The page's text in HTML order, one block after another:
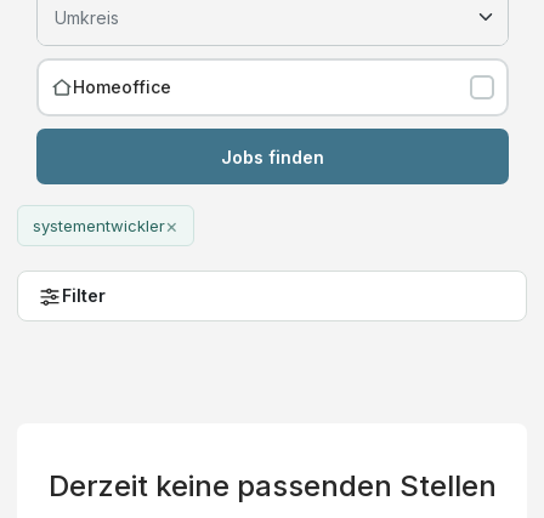
Homeoffice
Jobs finden
systementwickler×
Filter
Derzeit keine passenden Stellen